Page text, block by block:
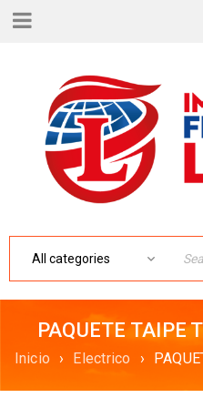
PAQUETE TAIPE
Inicio › Electrico ›